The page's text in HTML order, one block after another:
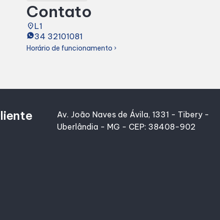
Contato
placeL1
34 32101081
Horário de funcionamento chevron_right
Av. João Naves de Ávila, 1331 - Tibery -
Uberlândia - MG - CEP: 38408-902